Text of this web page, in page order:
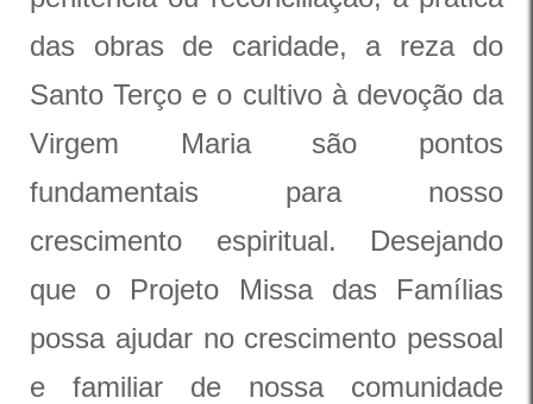
das obras de caridade, a reza do
Santo Terço e o cultivo à devoção da
Virgem Maria são pontos
fundamentais para nosso
crescimento espiritual. Desejando
que o Projeto Missa das Famílias
possa ajudar no crescimento pessoal
e familiar de nossa comunidade